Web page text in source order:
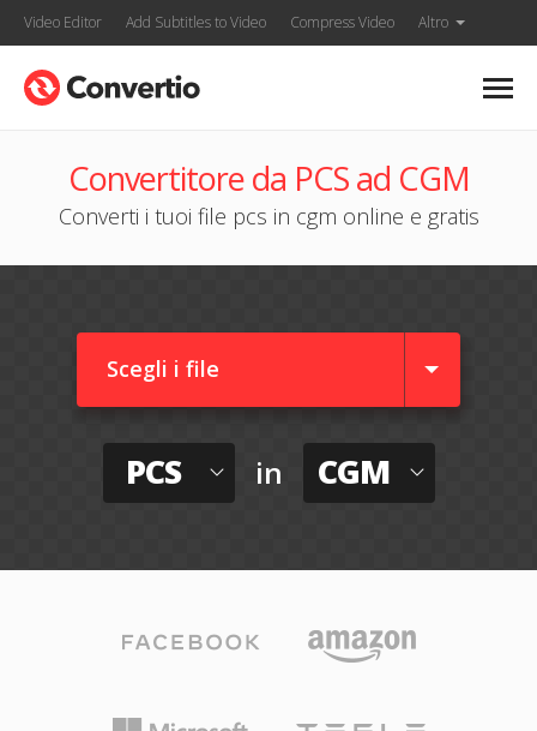
Video Editor Add Subtitles to Video Compress Video Altro
Convertitore da PCS ad CGM
Converti i tuoi file pcs in cgm online e gratis
Scegli i file
PCS in CGM